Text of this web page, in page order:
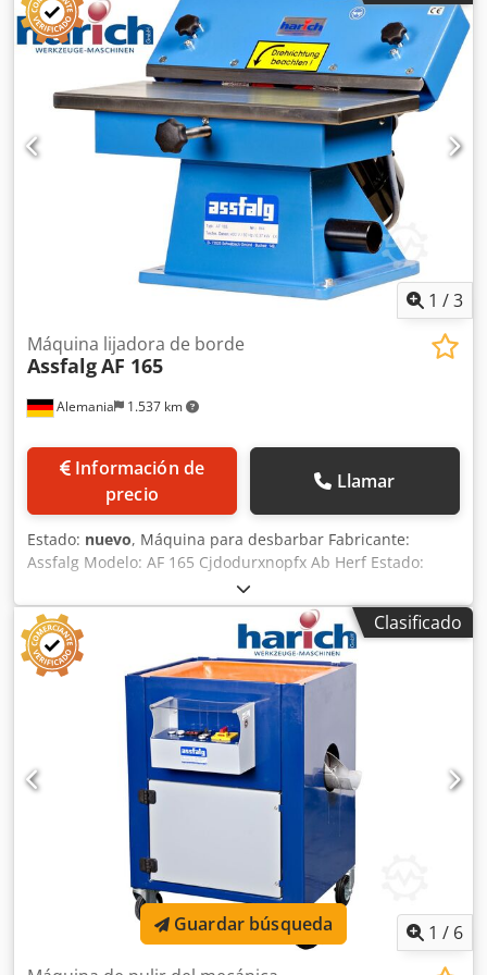
1 /3
Alemania 1.537 km
Máquina lijadora de borde
AssfalgAF 165
Información de
precio
Llamar
Estado: nuevo, Máquina para desbarbar Fabricante:
Assfalg Modelo: AF 165 Cjdodurxnopfx Ab Herf Estado:
Máquina nueva Velocidad de giro: 2.800 rpm Ancho
máximo del bisel: 1 mm Equipamiento de serie: - Disco de
lijado especial tipo «abanico» K80-ST - Tobera de
aspiración - Manual de instrucciones
Clasificado
1 / 6
Guardar búsqueda